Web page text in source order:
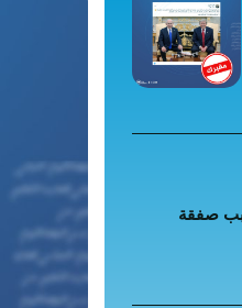
عنا
مدونة
إضافية
صفقة